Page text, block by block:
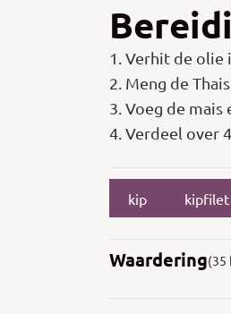
1. Verhit de olie
2. Meng de
3. Voeg de
4. Verdeel over
kip kipfilet
Waardering(35